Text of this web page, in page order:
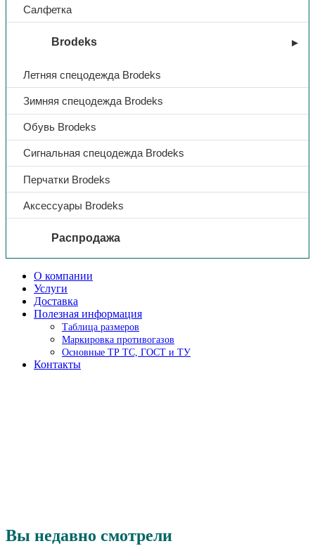
Салфетка
Brodeks
Летняя спецодежда Brodeks
Зимняя спецодежда Brodeks
Обувь Brodeks
Сигнальная спецодежда Brodeks
Перчатки Brodeks
Аксессуары Brodeks
Распродажа
О компании
Услуги
Доставка
Полезная информация
Таблица размеров
Маркировка противогазов
Основные ТР ТС, ГОСТ и ТУ
Контакты
Вы недавно смотрели